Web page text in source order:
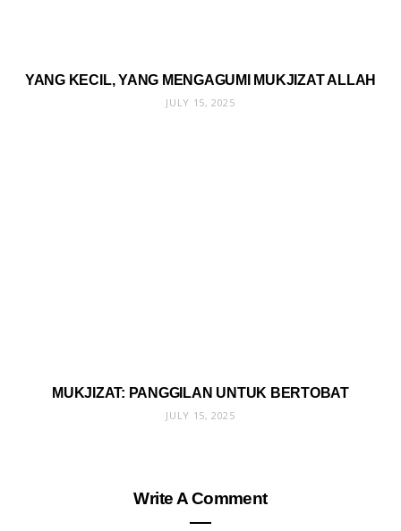
YANG KECIL, YANG MENGAGUMI MUKJIZAT ALLAH
JULY 15, 2025
MUKJIZAT: PANGGILAN UNTUK BERTOBAT
JULY 15, 2025
Write A Comment